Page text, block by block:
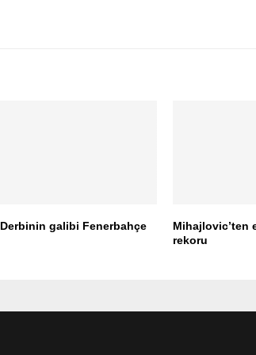
Derbinin galibi Fenerbahçe
Mihajlovic’ten
rekoru